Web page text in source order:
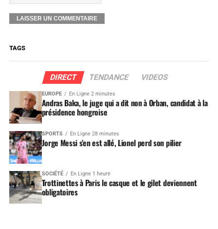
TAGS
DIRECT TENDANCE VIDEOS
EUROPE En Ligne 2 minutes
Andras Baka, le juge qui a dit non à Orban, candidat à la
présidence hongroise
SPORTS En Ligne 28 minutes
Jorge Messi s’en est allé, Lionel perd son pilier
SOCIÉTÉ En Ligne 1 heure
Trottinettes à Paris le casque et le gilet deviennent
obligatoires